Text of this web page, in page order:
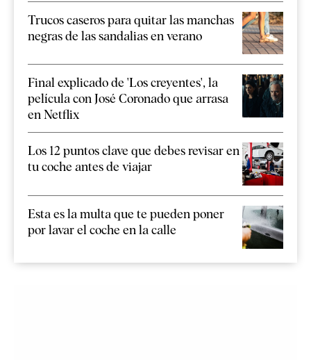
Trucos caseros para quitar las manchas
negras de las sandalias en verano
Final explicado de 'Los creyentes', la
película con José Coronado que arrasa
en Netflix
Los 12 puntos clave que debes revisar en
tu coche antes de viajar
Esta es la multa que te pueden poner
por lavar el coche en la calle